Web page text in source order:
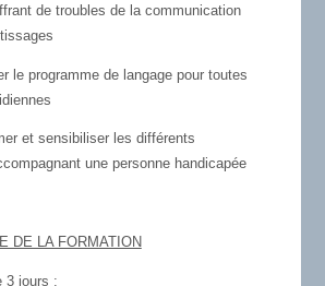
de troubles de la communication
de langage pour toutes
sensibiliser les différents
une personne handicapée
DE LA FORMATION
3 jours :